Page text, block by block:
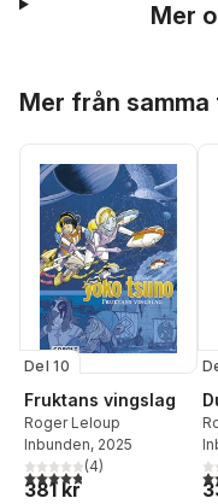
Mer
Mer från
Del 10
Fruktans vingslag
Roger Leloup
Inbunden, 2025
4,8utav 5 stjärnor. Totalt
(4)
381 kr